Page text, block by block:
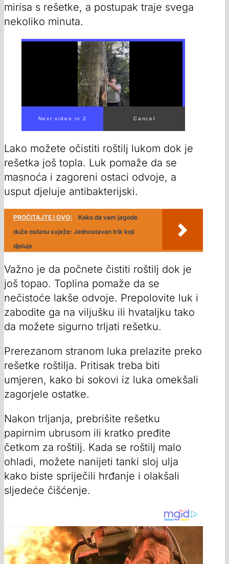
mirisa s rešetke, a postupak traje svega
nekoliko minuta.
Lako možete očistiti roštilj lukom dok je
rešetka još topla. Luk pomaže da se
masnoća i zagoreni ostaci odvoje, a
usput djeluje antibakterijski.
PROČITAJTE I OVO:
Kako da vam jagode
duže ostanu svježe: Jednostavan trik koji
djeluje
Važno je da počnete čistiti roštilj dok je
još topao. Toplina pomaže da se
nečistoće lakše odvoje. Prepolovite luk i
zabodite ga na viljušku ili hvataljku tako
da možete sigurno trljati rešetku.
Prerezanom stranom luka prelazite preko
rešetke roštilja. Pritisak treba biti
umjeren, kako bi sokovi iz luka omekšali
zagorjele ostatke.
Nakon trljanja, prebrišite rešetku
papirnim ubrusom ili kratko pređite
četkom za roštilj. Kada se roštilj malo
ohladi, možete nanijeti tanki sloj ulja
kako biste spriječili hrđanje i olakšali
sljedeće čišćenje.